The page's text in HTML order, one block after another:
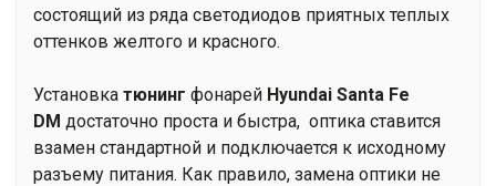
состоящий из ряда светодиодов приятных теплых
оттенков желтого и красного.
Установка тюнинг фонарей Hyundai Santa Fe
DM достаточно проста и быстра, оптика ставится
взамен стандартной и подключается к исходному
разъему питания. Как правило, замена оптики не